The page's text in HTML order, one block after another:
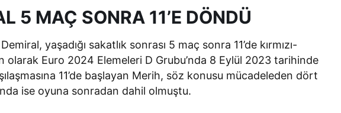
5 MAÇ SONRA 11’E DÖNDÜ
yaşadığı sakatlık sonrası 5 maç sonra 11’de kırmızı-
olarak Euro 2024 Elemeleri D Grubu’nda 8 Eylül 2023 tarihinde
11’de başlayan Merih, söz konusu mücadeleden dört
ise oyuna sonradan dahil olmuştu.